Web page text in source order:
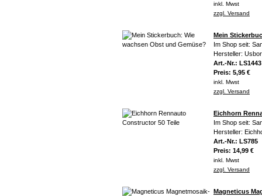
inkl. Mwst
zzgl. Versand
Mein
Im Shop seit:
Hersteller:
Art.-Nr.: LS1443
Preis: 5,95 €
inkl. Mwst
zzgl. Versand
Eichhorn
Im Shop seit:
Hersteller:
Art.-Nr.: LS785
Preis: 14,99 €
inkl. Mwst
zzgl. Versand
Magneticus